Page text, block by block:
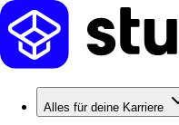
Alles für deine Karriere